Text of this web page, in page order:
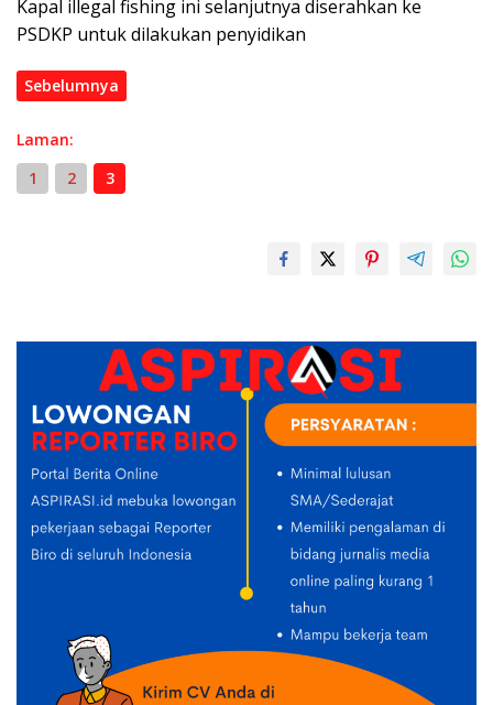
Kapal illegal fishing ini selanjutnya diserahkan ke
PSDKP untuk dilakukan penyidikan
Sebelumnya
Laman:
1
2 3